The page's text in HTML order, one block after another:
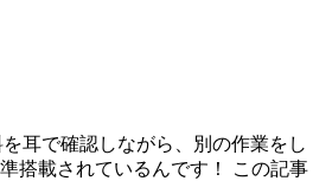
耳で確認しながら、別の作業をし
搭載されているんです！ この記事